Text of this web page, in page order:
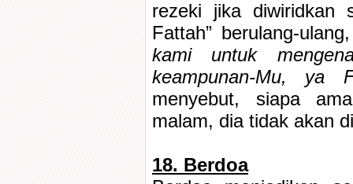
rezeki jika diwiridkan
Fattah” berulang-
kami untuk
keampunan-Mu, ya
menyebut, siapa
malam, dia tidak akan
18. Berdoa